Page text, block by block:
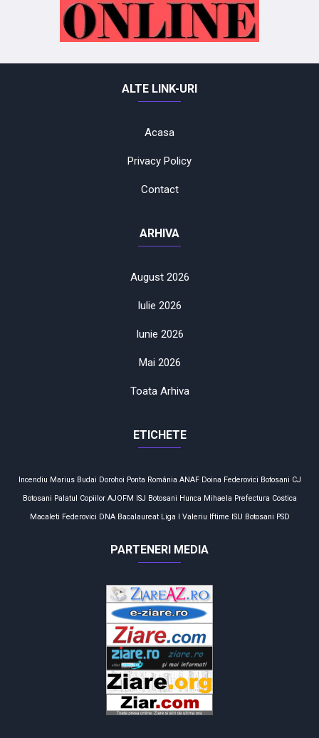
ALTE LINK-URI
Acasa
Privacy Policy
Contact
ARHIVA
August 2026
Iulie 2026
Iunie 2026
Mai 2026
Toata Arhiva
ETICHETE
Incendiu Marius Budai Dorohoi Ponta România ANAF Doina Federovici Botosani CJ
Botosani Palatul Copiilor AJOFM ISJ Botosani Hunca Mihaela Prefectura Costica
Macaleti Federovici DNA Bacalaureat Liga I Valeriu Iftime ISU Botosani PSD
PARTENERI MEDIA